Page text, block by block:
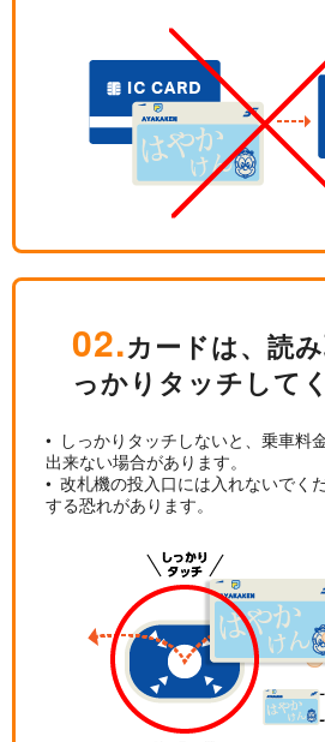
02.カードは、読
っかりタッチして
• しっかりタッチしないと、乗車料
出来ない場合があります。
• 改札機の投入口には入れないでく
する恐れがあります。